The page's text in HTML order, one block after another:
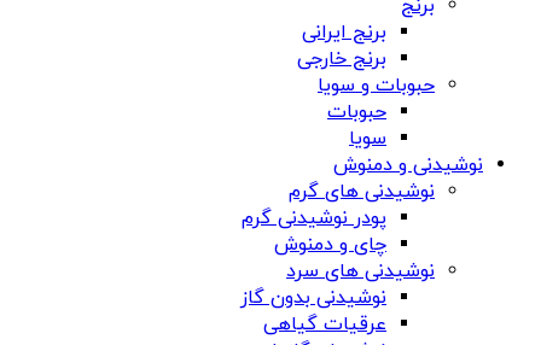
برنج
برنج ایرانی
برنج خارجی
حبوبات و سویا
حبوبات
سویا
نوشیدنی و دمنوش
نوشیدنی های گرم
پودر نوشیدنی گرم
چای و دمنوش
نوشیدنی های سرد
نوشیدنی بدون گاز
عرقیات گیاهی